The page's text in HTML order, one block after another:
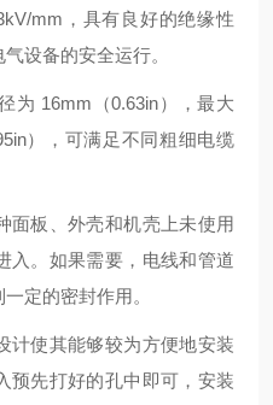
mm，具有良好的绝缘性
设备的安全运行。
为 16mm（0.63in），最大
），可满足不同粗细电缆
面板、外壳和机壳上未使用
入。如果需要，电线和管道
定的密封作用。
计使其能够较为方便地安装
预先打好的孔中即可，安装